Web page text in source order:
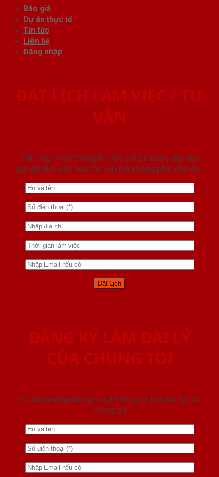
Báo giá
Dự án thực tế
Tin tức
Liên hệ
Đăng nhập
ĐẶT LỊCH LÀM VIỆC / TƯ
VẤN
Vui lòng nhập thông tin đặt lịch để được sắp xếp
gặp gỡ làm việc hoăc tư vấn mà không phải chờ đợi.
ĐĂNG KÝ LÀM ĐẠI LÝ
CỦA CHÚNG TÔI
Vui lòng nhập thông tin để đăng ký làm đại lý của
chúng tôi